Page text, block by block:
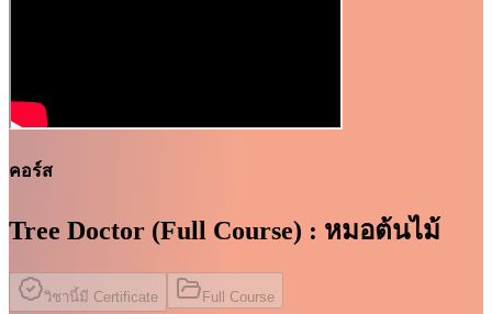
คอร์ส
Tree Doctor (Full Course) : หมอต้นไม้
วิชานี้มี Certificate Full Course